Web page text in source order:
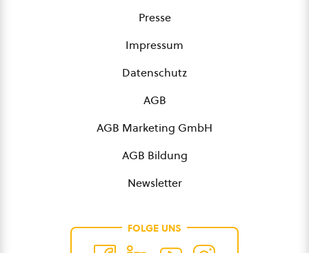
Presse
Impressum
Datenschutz
AGB
AGB Marketing GmbH
AGB Bildung
Newsletter
FOLGE UNS